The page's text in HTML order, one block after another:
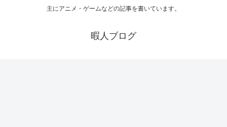
主にアニメ・ゲームなどの記事を書いています。
暇人ブログ